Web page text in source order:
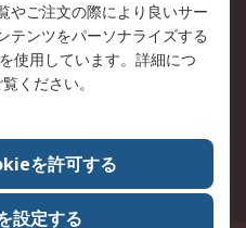
採用情報
コーポレートサイト
RSの歴史
認証について
やご注文の際により良いサー
テンツをパーソナライズする
使用しています。詳細につ
ください。
を許可する
設定する